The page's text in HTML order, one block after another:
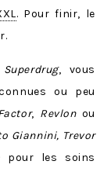
. Pour finir, le
Superdrug, vous
ou peu
, Revlonou
Giannini, Trevor
pour les soins